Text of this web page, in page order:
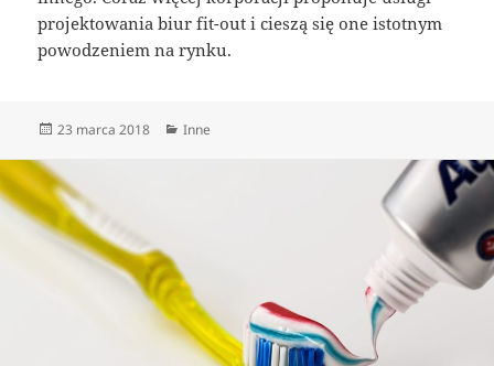
projektowania biur fit-out i cieszą się one istotnym
powodzeniem na rynku.
Data
23 marca 2018 Kategorie
Inne